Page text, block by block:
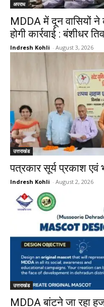
अपराध
MDDA में दून वासियों ने
होगी कार्रवाई : बंशीधर
Indresh Kohli - August 3, 2026
उत्तराखंड
पत्रकार सूर्य प्रकाश एवं
Indresh Kohli - August 2, 2026
उत्तराखंड
MDDA बांटने जा रहा